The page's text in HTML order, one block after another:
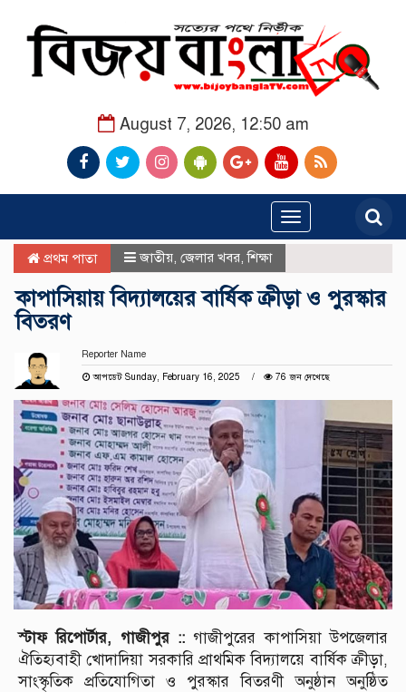
August 7, 2026, 12:50 am
Toggle
navigation
প্রথম পাতা জাতীয় জেলার খবর ,শিক্ষা
কাপাসিয়ায় বিদ্যালয়ের বার্ষিক ক্রীড়া ও পুরস্কার
বিতরণ
Reporter Name
আপডেট Sunday, February 16, 2025
76 জন দেখেছে
স্টাফ রিপোর্টার, গাজীপুর :: গাজীপুরের কাপাসিয়া উপজেলার
ঐতিহ্যবাহী খোদাদিয়া সরকারি প্রাথমিক বিদ্যালয়ে বার্ষিক ক্রীড়া,
সাংস্কৃতিক প্রতিযোগিতা ও পুরস্কার বিতরণী অনুষ্ঠান অনুষ্ঠিত